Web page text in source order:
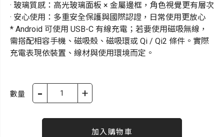
· 玻璃質感：高光玻璃面板 × 金屬邊框，角色視覺更有層次
· 安心使用：多重安全保護與國際認證，日常使用更放心
* Android 可使用 USB-C 有線充電；若要使用磁吸無線，
需搭配相容手機、磁吸殼、磁吸環或 Qi / Qi2 條件。實際
充電表現依裝置、線材與使用環境而定。
數量 - +
加入購物車